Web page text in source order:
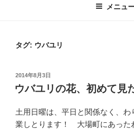
メニュ
タグ: ウバユリ
投
稿
日:
2014年8月3日
ウバユリの花、初めて見
土用日曜は、平日と関係なく、
業しとります！ 大場町にあった